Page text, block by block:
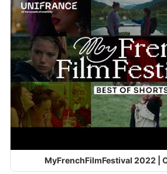
MyFrenchFilmFestival 2022 |